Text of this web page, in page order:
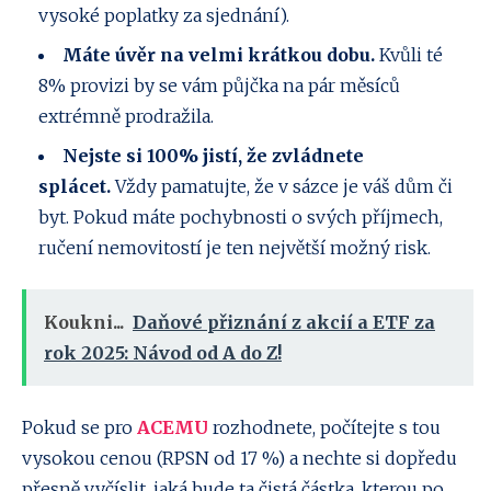
vysoké poplatky za sjednání).
Máte úvěr na velmi krátkou dobu. Kvůli té
8% provizi by se vám půjčka na pár měsíců
extrémně prodražila.
Nejste si 100% jistí, že zvládnete
splácet.Vždy pamatujte, že v sázce je váš dům či
byt. Pokud máte pochybnosti o svých příjmech,
ručení nemovitostí je ten největší možný risk.
Koukni... Daňové přiznání z akcií a ETF za
rok 2025: Návod od A do Z!
Pokud se pro ACEMU rozhodnete, počítejte s tou
vysokou cenou (RPSN od 17 %) a nechte si dopředu